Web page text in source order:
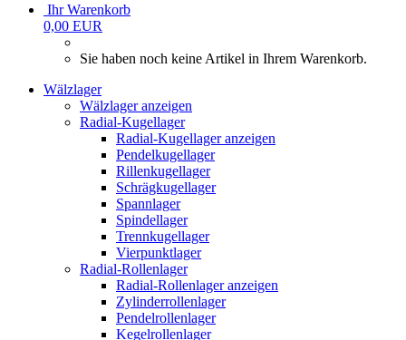
Ihr Warenkorb
0,00 EUR
Sie haben noch keine Artikel in Ihrem Warenkorb.
Wälzlager
Wälzlager anzeigen
Radial-Kugellager
Radial-Kugellager anzeigen
Pendelkugellager
Rillenkugellager
Schrägkugellager
Spannlager
Spindellager
Trennkugellager
Vierpunktlager
Radial-Rollenlager
Radial-Rollenlager anzeigen
Zylinderrollenlager
Pendelrollenlager
Kegelrollenlager